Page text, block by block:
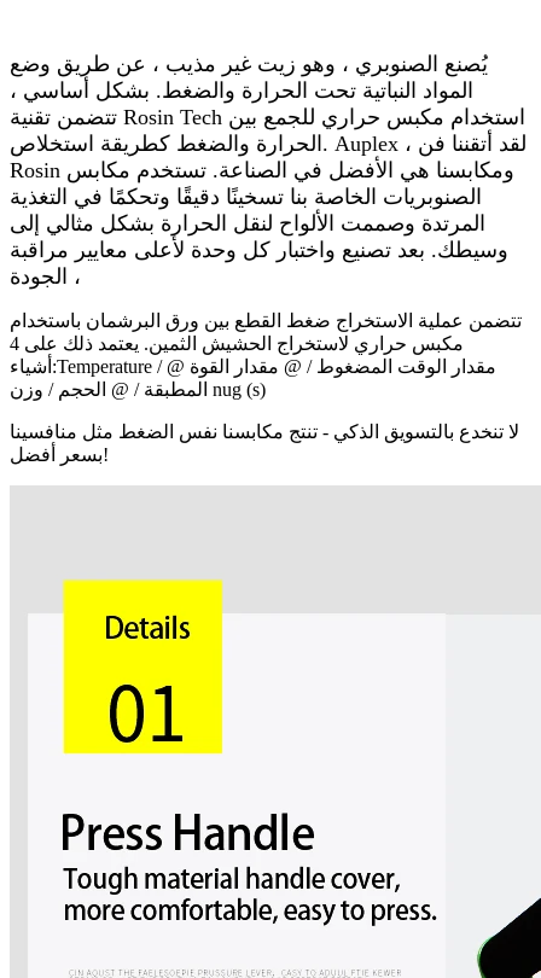
يُصنع الصنوبري ، وهو زيت غير مذيب ، عن طريق وضع
المواد النباتية تحت الحرارة والضغط. بشكل أساسي ،
تتضمن تقنية Rosin Tech استخدام مكبس حراري للجمع بين
الحرارة والضغط كطريقة استخلاص. Auplex ، لقد أتقننا فن
Rosin ومكابسنا هي الأفضل في الصناعة. تستخدم مكابس
الصنوبريات الخاصة بنا تسخينًا دقيقًا وتحكمًا في التغذية
المرتدة وصممت الألواح لنقل الحرارة بشكل مثالي إلى
وسيطك. بعد تصنيع واختبار كل وحدة لأعلى معايير مراقبة
الجودة ،
تتضمن عملية الاستخراج ضغط القطع بين ورق البرشمان باستخدام
مكبس حراري لاستخراج الحشيش الثمين. يعتمد ذلك على 4
أشياء:Temperature / @ مقدار الوقت المضغوط / @ مقدار القوة
المطبقة / @ الحجم / وزن nug (s)
لا تنخدع بالتسويق الذكي - تنتج مكابسنا نفس الضغط مثل منافسينا
بسعر أفضل!